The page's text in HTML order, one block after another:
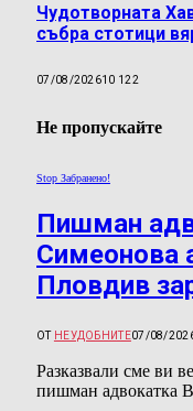
Чудотворната
събра стотици
07/08/202610 122
Не пропускайте
Stop Забранено!
Пишман
Симеонова
Пловдив
ОТ НЕУДОБНИТЕ07/08/
Разказвали сме ви
пишман адвокатка